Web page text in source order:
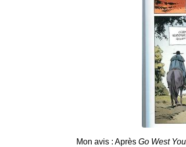
Mon avis : AprèsGo West